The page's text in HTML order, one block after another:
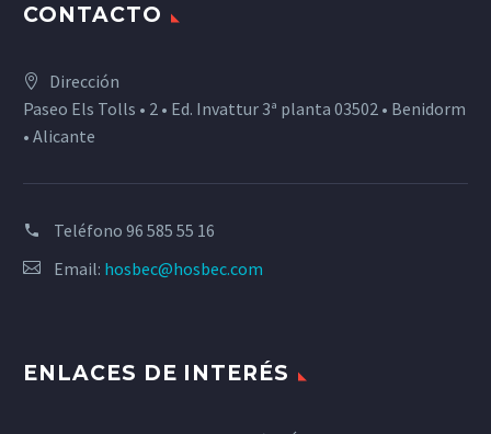
CONTACTO
Dirección
Paseo Els Tolls • 2 • Ed. Invattur 3ª planta 03502 • Benidorm
• Alicante
Teléfono 96 585 55 16
Email: hosbec@hosbec.com
ENLACES DE INTERÉS